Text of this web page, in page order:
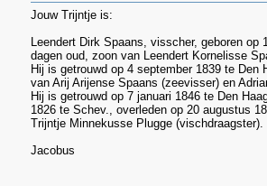
Jouw Trijntje is:
Leendert Dirk Spaans, visscher, geboren
dagen oud, zoon van Leendert Kornelisse
Hij is getrouwd op 4 september 1839 te
van Arij Arijense Spaans (zeevisser) en
Hij is getrouwd op 7 januari 1846 te Den
1826 te Schev., overleden op 20 augustus
Trijntje Minnekusse Plugge (vischdraagster).
Jacobus